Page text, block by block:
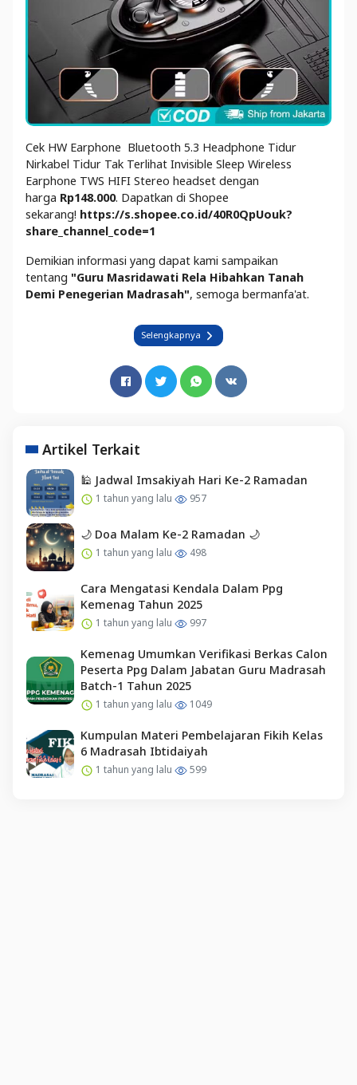
Cek HW Earphone Bluetooth 5.3 Headphone Tidur
Nirkabel Tidur Tak Terlihat Invisible Sleep Wireless
Earphone TWS HIFI Stereo headset dengan
harga Rp148.000. Dapatkan di Shopee
sekarang! https://s.shopee.co.id/40R0QpUouk?
share_channel_code=1
Demikian informasi yang dapat kami sampaikan
tentang "Guru Masridawati Rela Hibahkan Tanah
Demi Penegerian Madrasah", semoga bermanfa'at.
Selengkapnya
Artikel Terkait
🕌 Jadwal Imsakiyah Hari Ke-2 Ramadan
1 tahun yang lalu 957
🌙 Doa Malam Ke-2 Ramadan 🌙
1 tahun yang lalu 498
Cara Mengatasi Kendala Dalam Ppg
Kemenag Tahun 2025
1 tahun yang lalu 997
Kemenag Umumkan Verifikasi Berkas Calon
Peserta Ppg Dalam Jabatan Guru Madrasah
Batch-1 Tahun 2025
1 tahun yang lalu 1049
Kumpulan Materi Pembelajaran Fikih Kelas
6 Madrasah Ibtidaiyah
1 tahun yang lalu 599